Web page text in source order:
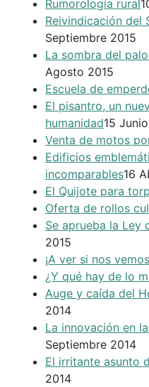
Rumorología rural
Reivindicación del
Septiembre 2015
La sombra del
Agosto 2015
Escuela de
El pisantro, un
humanidad15
Venta de motos
Edificios
incomparables16
El Quijote para
Oferta de rollos
Se aprueba la Ley
2015
¡A ver si nos
¿Y qué hay de lo
Auge y caída del
2014
La innovación en
Septiembre 2014
El irritante asunto
2014